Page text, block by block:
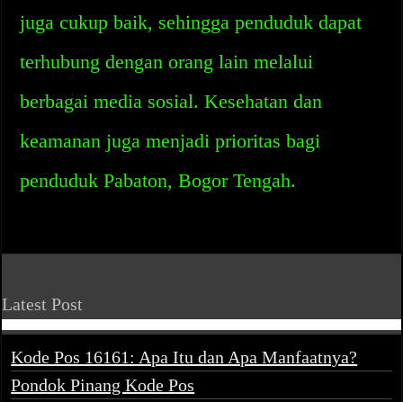
juga cukup baik, sehingga penduduk dapat
terhubung dengan orang lain melalui
berbagai media sosial. Kesehatan dan
keamanan juga menjadi prioritas bagi
penduduk Pabaton, Bogor Tengah.
Latest Post
Kode Pos 16161: Apa Itu dan Apa Manfaatnya?
Pondok Pinang Kode Pos